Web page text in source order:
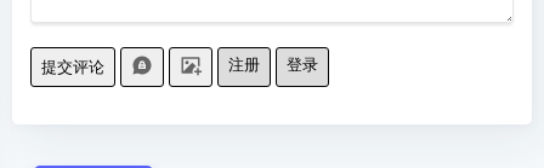
提交评论 注册 登录